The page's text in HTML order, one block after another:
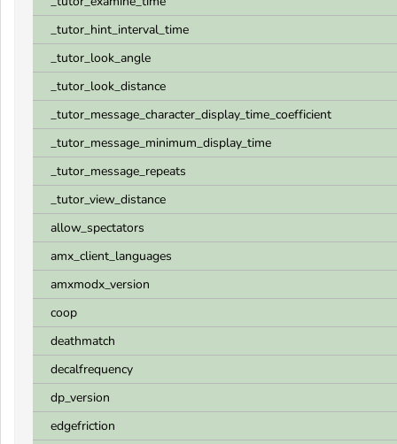
_tutor_hint_interval_time
_tutor_look_angle
_tutor_look_distance
_tutor_message_character_display_time_coefficient
_tutor_message_minimum_display_time
_tutor_message_repeats
_tutor_view_distance
allow_spectators
amx_client_languages
amxmodx_version
coop
deathmatch
decalfrequency
dp_version
edgefriction